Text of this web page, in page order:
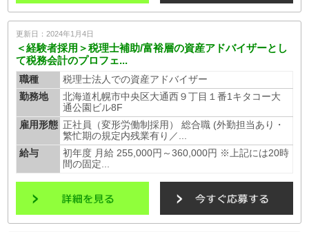
更新日：2024年1月4日
＜経験者採用＞税理士補助/富裕層の資産アドバイザーとし
て税務会計のプロフェ...
職種
税理士法人での資産アドバイザー
勤務地
北海道札幌市中央区大通西９丁目１番1キタコー大
通公園ビル8F
雇用形態 正社員（変形労働制採用） 総合職 (外勤担当あり・
繁忙期の規定内残業有り／...
給与
初年度 月給 255,000円～360,000円 ※上記には20時
間の固定...